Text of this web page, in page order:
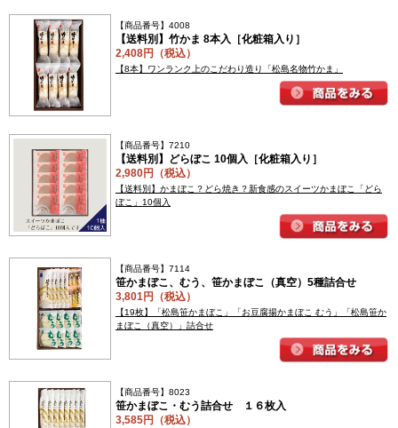
【商品番号】4008
【送料別】竹かま 8本入［化粧箱入り］
2,408円（税込）
【8本】ワンランク上のこだわり造り「松島名物竹かま」
【商品番号】7210
【送料別】どらぼこ 10個入［化粧箱入り］
2,980円（税込）
【送料別】かまぼこ？どら焼き？新食感のスイーツかまぼこ「どら
ぼこ」10個入
【商品番号】7114
笹かまぼこ、むう、笹かまぼこ（真空）5種詰合せ
3,801円（税込）
【19枚】「松島笹かまぼこ」「お豆腐揚かまぼこ むう」「松島笹か
まぼこ（真空）」詰合せ
【商品番号】8023
笹かまぼこ・むう詰合せ １６枚入
3,585円（税込）